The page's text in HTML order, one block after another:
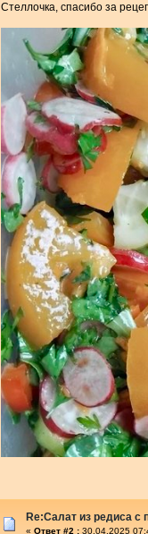
Стеллочка, спасибо за
Re:Салат из редиса
« Ответ #2 : 30.04.2025